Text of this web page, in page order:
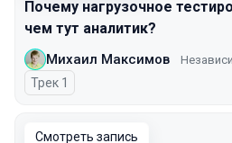
Почему нагрузочное
чем тут аналитик?
Михаил Максимов
Трек 1
Смотреть запись